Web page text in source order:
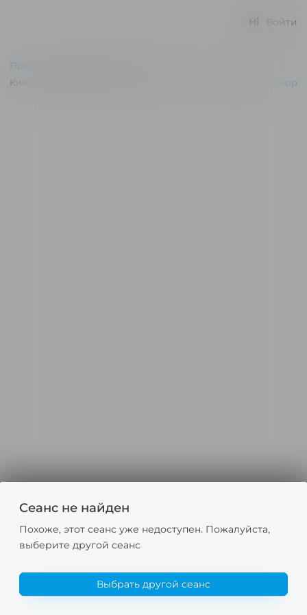
Войти
Правила и соглашения
Киноконцертный зал "Эльдар" © 2026
p24.app
Сеанс не найден
Похоже, этот сеанс уже недоступен. Пожалуйста,
выберите другой сеанс
Выбрать другой сеанс